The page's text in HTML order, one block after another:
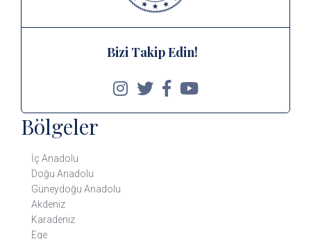
Bizi Takip Edin!
Bölgeler
İç Anadolu
Doğu Anadolu
Güneydoğu Anadolu
Akdeniz
Karadeniz
Ege